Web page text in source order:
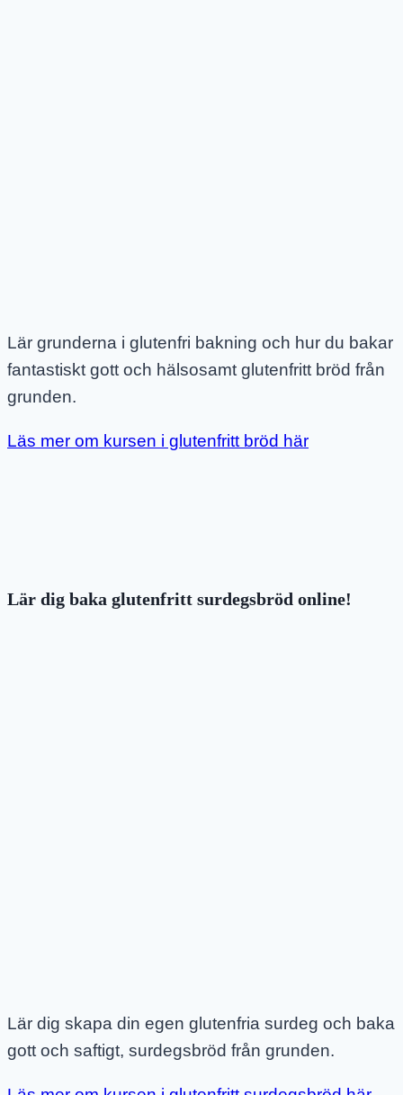
Lär grunderna i glutenfri bakning och hur du bakar
fantastiskt gott och hälsosamt glutenfritt bröd från
grunden.
Läs mer om kursen i glutenfritt bröd här
Lär dig baka glutenfritt surdegsbröd online!
Lär dig skapa din egen glutenfria surdeg och baka
gott och saftigt, surdegsbröd från grunden.